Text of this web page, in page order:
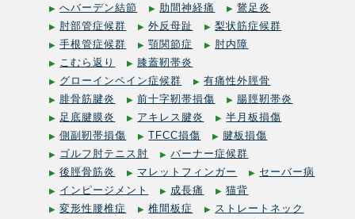
へバーデン結節
肋間神経痛
鵞足炎
肘部管症候群
外反母趾
梨状筋症候群
手根管症候群
顎関節症
肘内障
こむら返り
膝蓋靭帯炎
グローインペイン症候群
有痛性外脛骨
腓骨筋腱炎
前十字靭帯損傷
腸脛靭帯炎
足底腱膜炎
アキレス腱炎
半月板損傷
側副靭帯損傷
TFCC損傷
腱板損傷
ゴルフ肘テニス肘
バーナー症候群
後脛骨筋炎
マレットフィンガー
セーバー病
インピージメント
成長痛
猫背
変形性腰椎症
椎間板症
ストレートネック